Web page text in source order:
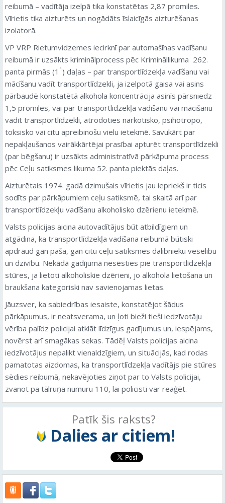
reibumā – vadītāja izelpā tika konstatētas 2,87 promiles.
Vīrietis tika aizturēts un nogādāts īslaicīgās aizturēšanas
izolatorā.
VP VRP Rietumvidzemes iecirknī par automašīnas vadīšanu
reibumā ir uzsākts kriminālprocess pēc Krimināllikuma 262.
panta pirmās (1 1 ) daļas – par transportlīdzekļa vadīšanu vai
mācīšanu vadīt transportlīdzekli, ja izelpotā gaisa vai asins
pārbaudē konstatētā alkohola koncentrācija asinīs pārsniedz
1,5 promiles, vai par transportlīdzekļa vadīšanu vai mācīšanu
vadīt transportlīdzekli, atrodoties narkotisko, psihotropo,
toksisko vai citu apreibinošu vielu ietekmē. Savukārt par
nepakļaušanos vairākkārtējai prasībai apturēt transportlīdzekli
(par bēgšanu) ir uzsākts administratīvā pārkāpuma process
pēc Ceļu satiksmes likuma 52. panta piektās daļas.
Aizturētais 1974. gadā dzimušais vīrietis jau iepriekš ir ticis
sodīts par pārkāpumiem ceļu satiksmē, tai skaitā arī par
transportlīdzekļu vadīšanu alkoholisko dzērienu ietekmē.
Valsts policijas aicina autovadītājus būt atbildīgiem un
atgādina, ka transportlīdzekļa vadīšana reibumā būtiski
apdraud gan paša, gan citu ceļu satiksmes dalībnieku veselību
un dzīvību. Nekādā gadījumā nesēsties pie transportlīdzekļa
stūres, ja lietoti alkoholiskie dzērieni, jo alkohola lietošana un
braukšana kategoriski nav savienojamas lietas.
Jāuzsver, ka sabiedrības iesaiste, konstatējot šādus
pārkāpumus, ir neatsverama, un ļoti bieži tieši iedzīvotāju
vērība palīdz policijai atklāt līdzīgus gadījumus un, iespējams,
novērst arī smagākas sekas. Tādēļ Valsts policijas aicina
iedzīvotājus nepalikt vienaldzīgiem, un situācijās, kad rodas
pamatotas aizdomas, ka transportlīdzekļa vadītājs pie stūres
sēdies reibumā, nekavējoties ziņot par to Valsts policijai,
zvanot pa tālruņa numuru 110, lai policisti var reaģēt.
Patīk šis raksts?
Dalies ar citiem!